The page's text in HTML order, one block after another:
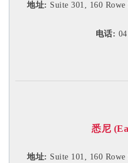
地址: Suite 301, 160
电话:
悉尼
地址: Suite 101, 160